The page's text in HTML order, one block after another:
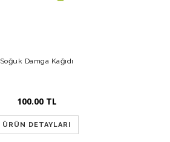
Soğuk Damga Kağıdı
100.00 TL
ÜRÜN DETAYLARI